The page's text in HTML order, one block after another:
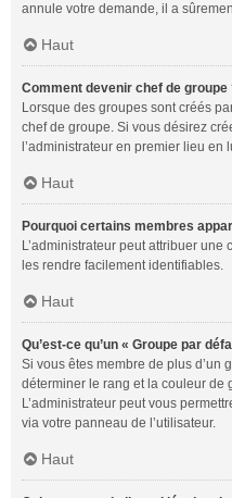
annule votre demande, il a
Haut
Comment devenir chef de groupe
Lorsque des groupes sont créés
chef de groupe. Si vous désirez
l’administrateur en premier lieu
Haut
Pourquoi certains membres
L’administrateur peut attribuer
les rendre facilement identifiables.
Haut
Qu’est-ce qu’un « Groupe par
Si vous êtes membre de plus d’un
déterminer le rang et la couleur de
L’administrateur peut vous
via votre panneau de l’utilisateur.
Haut